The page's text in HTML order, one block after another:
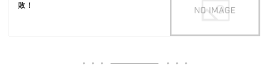
敗！